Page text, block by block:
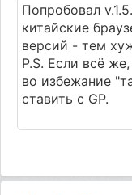
Попробовал
китайские
версий - тем
P.S. Если всё
во избежание
ставить с GP.